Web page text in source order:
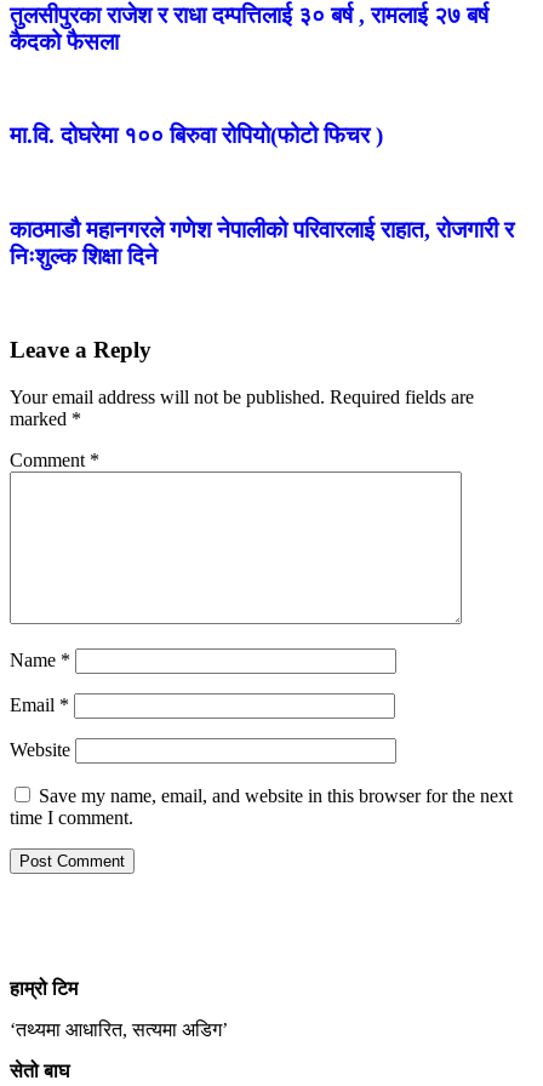
तुलसीपुरका राजेश र राधा दम्पत्तिलाई ३० बर्ष , रामलाई २७ बर्ष
कैदको फैसला
मा.वि. दोघरेमा १०० बिरुवा रोपियो(फोटो फिचर )
काठमाडौ महानगरले गणेश नेपालीको परिवारलाई राहात, रोजगारी र
निःशुल्क शिक्षा दिने
Leave a Reply
Your email address will not be published. Required fields are
marked *
Comment *
Name *
Email *
Website
Save my name, email, and website in this browser for the next
time I comment.
हाम्रोटिम
‘तथ्यमा आधारित, सत्यमा अडिग’
सेतो बाघ